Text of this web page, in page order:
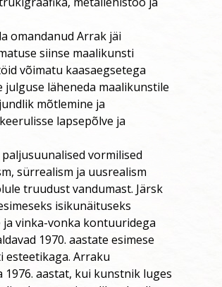
omandanud Arrak jäi
siinse maalikunsti
võimatu kaasaegsetega
läheneda maalikunstile
mõtlemine ja
lapsepõlve ja
vormilised
sürrealism ja uusrealism
truudust vandumast. Järsk
isikunäituseks
vinka-vonka kontuuridega
1970. aastate esimese
esteetikaga. Arraku
aastat, kui kunstnik luges